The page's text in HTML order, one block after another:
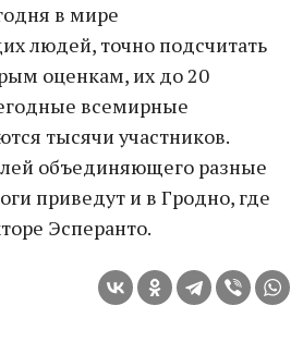
в мире
людей, точно подсчитать
оценкам, их до 20
всемирные
тысячи участников.
объединяющего разные
приведут и в Гродно, где
Эсперанто.